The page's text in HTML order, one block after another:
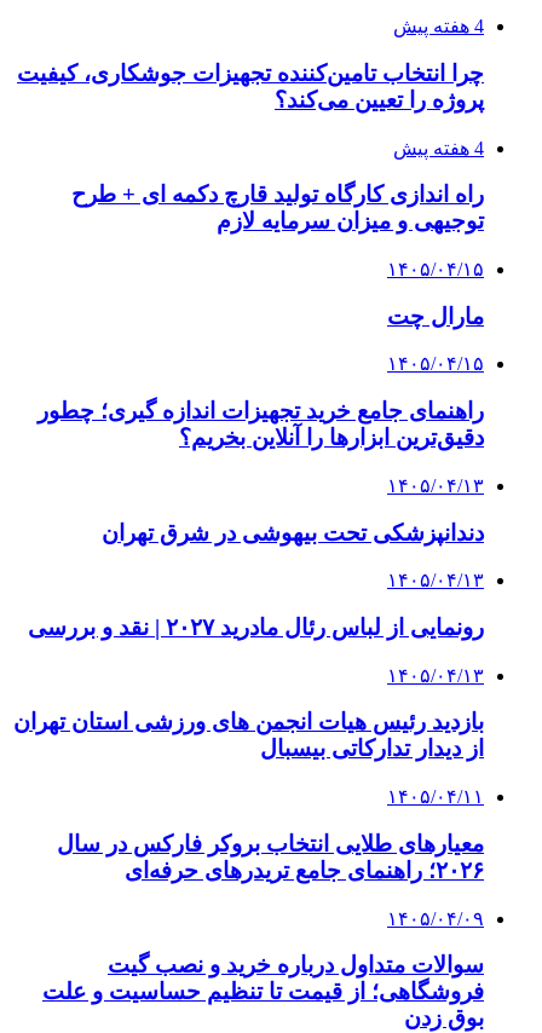
4 هفته پیش
چرا انتخاب تامین‌کننده تجهیزات جوشکاری، کیفیت
پروژه را تعیین می‌کند؟
4 هفته پیش
راه اندازی کارگاه تولید قارچ دکمه ای + طرح
توجیهی و میزان سرمایه لازم
۱۴۰۵/۰۴/۱۵
مارال چت
۱۴۰۵/۰۴/۱۵
راهنمای جامع خرید تجهیزات اندازه گیری؛ چطور
دقیق‌ترین ابزارها را آنلاین بخریم؟
۱۴۰۵/۰۴/۱۳
دندانپزشکی تحت بیهوشی در شرق تهران
۱۴۰۵/۰۴/۱۳
رونمایی از لباس رئال مادرید ۲۰۲۷ | نقد و بررسی
۱۴۰۵/۰۴/۱۳
بازدید رئیس هیات انجمن های ورزشی استان تهران
از دیدار تدارکاتی بیسبال
۱۴۰۵/۰۴/۱۱
معیارهای طلایی انتخاب بروکر فارکس در سال
۲۰۲۶؛ راهنمای جامع تریدرهای حرفه‌ای
۱۴۰۵/۰۴/۰۹
سوالات متداول درباره خرید و نصب گیت
فروشگاهی؛ از قیمت تا تنظیم حساسیت و علت
بوق زدن